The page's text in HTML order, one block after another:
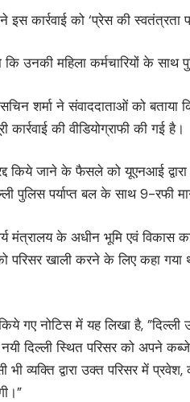
कार्रवाई को ‘प्रेस की स्वतंत्रता
कि उनकी महिला कर्मचारियों के
शर्मा ने संवाददाताओं को बताया
की वीडियोग्राफी की गई है।
किये जाने के फैसले को यूएनआई
पुलिस पर्याप्त बल के साथ 9-रफी
मंत्रालय के अधीन भूमि एवं विकास
परिसर खाली करने के लिए कहा गया
गए नोटिस में यह लिखा है,
दिल्ली स्थित परिसर को अपने
व्यक्ति द्वारा उक्त परिसर में